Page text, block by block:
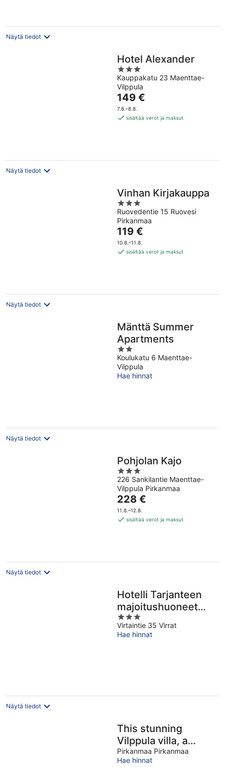
Näytä tiedot
Hotel Alexander
3
out
of
5
Kauppakatu 23 Maenttae-
Vilppula
Hinta
on
149 €
149 €
7.8.–8.8.
sisältää verot ja maksut
Näytä tiedot
Vinhan Kirjakauppa
3
out
of
5
Ruovedentie 15 Ruovesi
Pirkanmaa
Hinta
on
119 €
119 €
10.8.–11.8.
sisältää verot ja maksut
Näytä tiedot
Mänttä Summer
Apartments
2
out
of
5
Koulukatu 6 Maenttae-
Vilppula
Hae hinnat
Näytä tiedot
Pohjolan Kajo
3
out
of
5
226 Sankilantie Maenttae-
Vilppula Pirkanmaa
Hinta
on
228 €
228 €
11.8.–12.8.
sisältää verot ja maksut
Näytä tiedot
Hotelli Tarjanteen
majoitushuoneet
Virrat
3
out
of
Virtaintie 35 Virrat
Hae hinnat
Näytä tiedot
This stunning
Vilppula villa, a
unique and
atmospheric
Pirkanmaa Pirkanmaa
Hae hinnat